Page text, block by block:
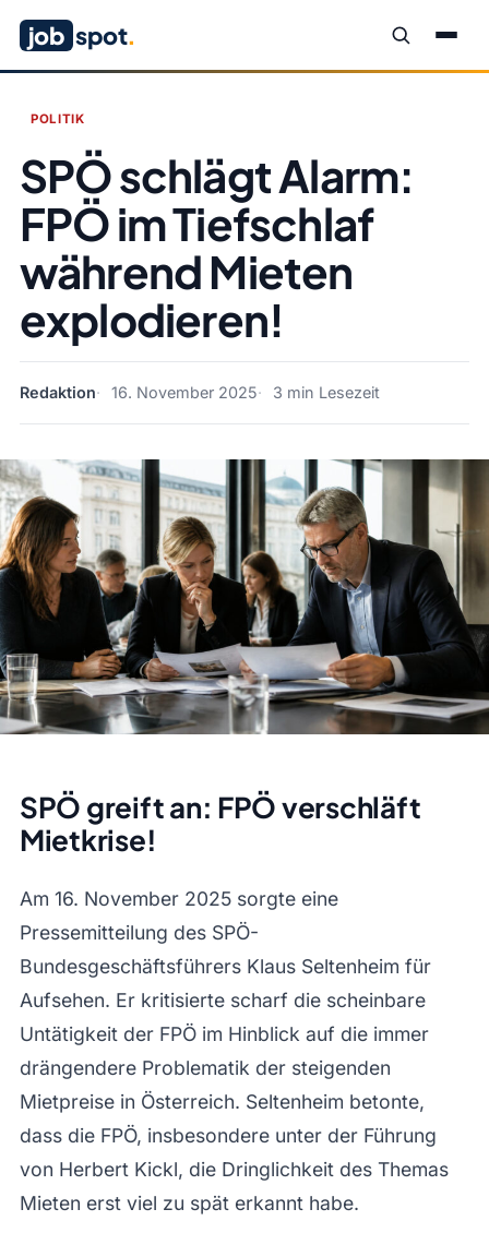
job spot.
POLITIK
SPÖ schlägt Alarm:
FPÖ im Tiefschlaf
während Mieten
explodieren!
Redaktion 16. November 2025 3 min Lesezeit
SPÖ greift an: FPÖ verschläft
Mietkrise!
Am 16. November 2025 sorgte eine
Pressemitteilung des SPÖ-
Bundesgeschäftsführers Klaus Seltenheim für
Aufsehen. Er kritisierte scharf die scheinbare
Untätigkeit der FPÖ im Hinblick auf die immer
drängendere Problematik der steigenden
Mietpreise in Österreich. Seltenheim betonte,
dass die FPÖ, insbesondere unter der Führung
von Herbert Kickl, die Dringlichkeit des Themas
Mieten erst viel zu spät erkannt habe.